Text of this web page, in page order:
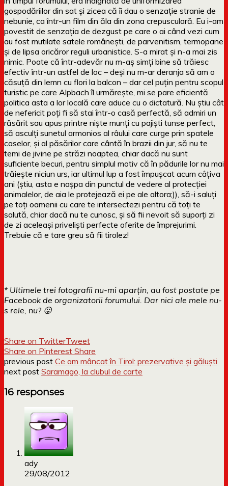
gospodăriilor din sat și zicea că îi dau o senzație stranie de
nebunie, ca într-un film din ăla din zona crepusculară. Eu i-am
povestit de senzația de dezgust pe care o ai când vezi cum
au fost mutilate satele românești, de parvenitism, termopane
și de lipsa oricăror reguli urbanistice. S-a mirat și n-a mai zis
nimic. Poate că într-adevăr nu m-aș simți bine să trăiesc
efectiv într-un astfel de loc – deși nu m-ar deranja să am o
căsuță din lemn cu flori la balcon – dar cel puțin pentru scopul
turistic pe care Alpbach îl urmărește, mi se pare eficientă
politica asta a lor locală care aduce cu o dictatură. Nu știu cât
de nefericit poți fi să stai într-o casă perfectă, să admiri un
răsărit sau apus printre niște munți cu pajiști tunse perfect,
să asculți sunetul armonios al râului care curge prin spatele
caselor, și al păsărilor care cântă în brazii din jur, să nu te
temi de jivine pe străzi noaptea, chiar dacă nu sunt
suficiente becuri, pentru simplul motiv că în pădurile lor nu mai
trăiește niciun urs, iar ultimul lup a fost împușcat acum câțiva
ani (știu, asta e nașpa din punctul de vedere al protecției
animalelor, de aia le protejează ei pe ale altora;)), să-i saluți
pe toți oamenii cu care te intersectezi pentru că toți te
salută, chiar dacă nu te cunosc, și să fii nevoit să suporți zi
de zi aceleași priveliști perfecte oferite de împrejurimi.
Trebuie că e tare greu să fii tirolez!
* Ultimele trei fotografii nu-mi aparțin, au fost postate pe
Facebook de organizatorii forumului. Dar nici ale mele nu-
s rele, nu? 😛
Share on TwitterTweet
Share on Pinterest Share
previous post Ce am mâncat în Tirol: prezervative şi găluşti
next post Saramago, la clubul de carte
16 responses
ady
29/08/2012